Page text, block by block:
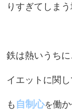
りすぎてしま
鉄は熱いうち
イエットに関
も 自制心を働